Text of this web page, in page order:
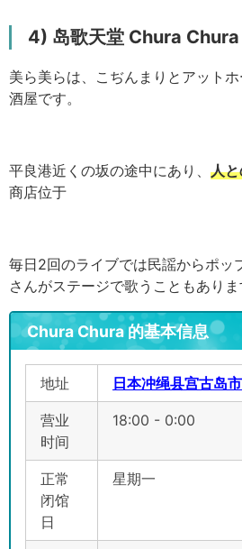
4) 岛歌天堂 Chura Chura
美ら美らは、こぢんまりとアット
酒屋です。
平良港近くの坂の途中にあり、 人
商店位于
毎日2回のライブでは民謡からポッ
さんがステージで歌うこともありま
Chura Chura 的基本信息
地址 日本冲绳县宫古岛
营业
时间
18:00 - 0:00
正常
闭馆
日
星期一